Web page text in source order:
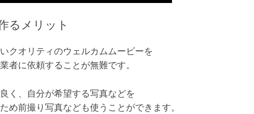
るメリット
クオリティのウェルカムムービーを
者に依頼することが無難です。
く、自分が希望する写真などを
め前撮り写真なども使うことができます。